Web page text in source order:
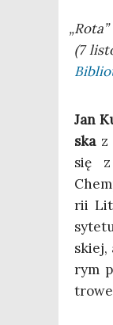
„
(7
Jan
ska z
się
rii
skiej,
rym